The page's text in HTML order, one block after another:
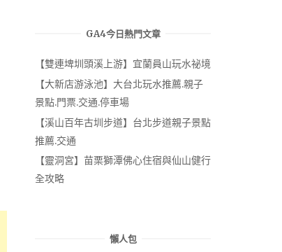
GA4今日熱門文章
【雙連埤圳頭溪上游】宜蘭員山玩水祕境
【大新店游泳池】大台北玩水推薦.親子
景點.門票.交通.停車場
【溪山百年古圳步道】台北步道親子景點
推薦.交通
【靈洞宮】苗栗獅潭佛心住宿與仙山健行
全攻略
懶人包